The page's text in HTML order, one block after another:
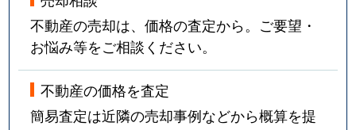
不動産の売却は、価格の査定から。ご要望・
お悩み等をご相談ください。
不動産の価格を査定
簡易査定は近隣の売却事例などから概算を提